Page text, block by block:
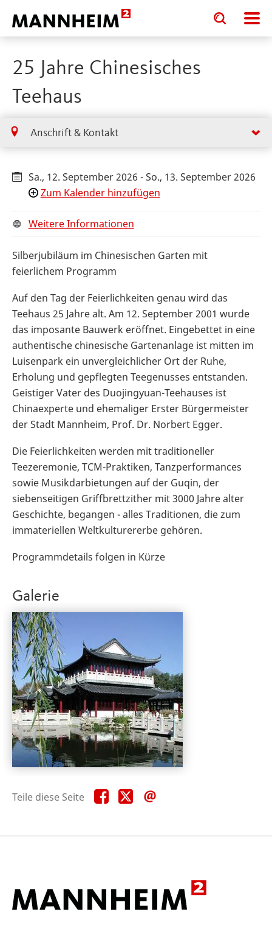
Toggle
search
input
Toggle
search
input
25 Jahre Chinesisches
Teehaus
Anschrift & Kontakt
Sa., 12. September 2026 - So., 13. September 2026
Zum Kalender hinzufügen
Weitere Informationen
Silberjubiläum im Chinesischen Garten mit
feierlichem Programm
Auf den Tag der Feierlichkeiten genau wird das
Teehaus 25 Jahre alt. Am 12. September 2001 wurde
das imposante Bauwerk eröffnet. Eingebettet in eine
authentische chinesische Gartenanlage ist mitten im
Luisenpark ein unvergleichlicher Ort der Ruhe,
Erholung und gepflegten Teegenusses entstanden.
Geistiger Vater des Duojingyuan-Teehauses ist
Chinaexperte und ehemaliger Erster Bürgermeister
der Stadt Mannheim, Prof. Dr. Norbert Egger.
Die Feierlichkeiten werden mit traditioneller
Teezeremonie, TCM-Praktiken, Tanzperformances
sowie Musikdarbietungen auf der Guqin, der
siebenseitigen Griffbrettzither mit 3000 Jahre alter
Geschichte, begangen - alles Traditionen, die zum
immateriellen Weltkulturererbe gehören.
Programmdetails folgen in Kürze
Galerie
Teile diese Seite Teile
diese
Teile
diese